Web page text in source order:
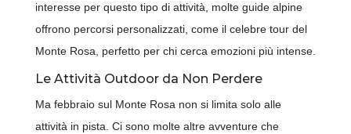
interesse per questo tipo di attività, molte guide alpine
offrono percorsi personalizzati, come il celebre tour del
Monte Rosa, perfetto per chi cerca emozioni più intense.
Le Attività Outdoor da Non Perdere
Ma febbraio sul Monte Rosa non si limita solo alle
attività in pista. Ci sono molte altre avventure che